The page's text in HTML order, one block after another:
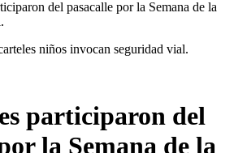
del pasacalle por la Semana de la
niños invocan seguridad vial.
participaron del
la Semana de la